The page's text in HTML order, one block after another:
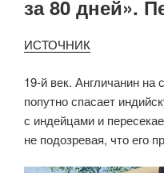
за 80 дней».
ИСТОЧНИК
19-й век. Англичанин на
попутно спасает
с индейцами и
не подозревая, что его